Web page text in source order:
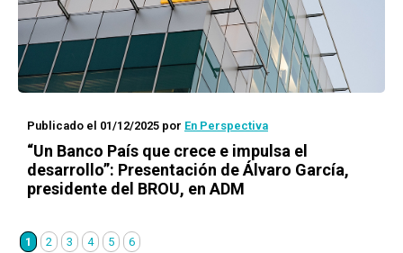
Publicado el 01/12/2025 por En Perspectiva
“Un Banco País que crece e impulsa el
desarrollo”: Presentación de Álvaro García,
presidente del BROU, en ADM
1 2 3 4 5 6